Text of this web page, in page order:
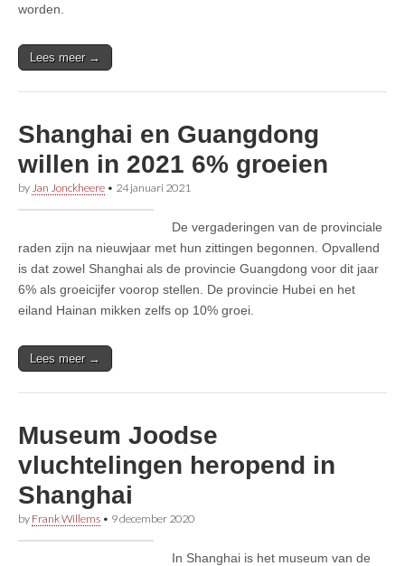
worden.
Lees meer →
Shanghai en Guangdong
willen in 2021 6% groeien
by Jan Jonckheere • 24 januari 2021
De vergaderingen van de provinciale
raden zijn na nieuwjaar met hun zittingen begonnen. Opvallend
is dat zowel Shanghai als de provincie Guangdong voor dit jaar
6% als groeicijfer voorop stellen. De provincie Hubei en het
eiland Hainan mikken zelfs op 10% groei.
Lees meer →
Museum Joodse
vluchtelingen heropend in
Shanghai
by Frank Willems • 9 december 2020
In Shanghai is het museum van de